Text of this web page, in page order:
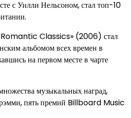
с Уилли Нельсоном, стал топ-10
«Romantic Classics» (2006) стал
альбомом всех времен в
на первом месте в чарте
музыкальных наград,
пять премий Billboard Music